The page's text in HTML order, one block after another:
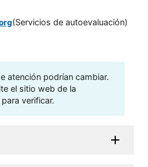
(Servicios de autoevaluación)
atención podrían cambiar.
el sitio web de la
verificar.